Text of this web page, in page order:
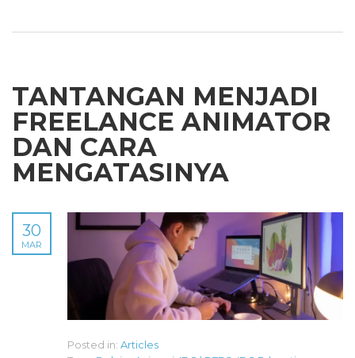
TANTANGAN MENJADI
FREELANCE ANIMATOR
DAN CARA
MENGATASINYA
30
MAR
Posted in: Articles